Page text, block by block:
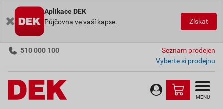
Aplikace DEK
Půjčovna ve vaší kapse.
Získat
510 000 100
Seznam prodejen
Vyberte si prodejnu
MENU